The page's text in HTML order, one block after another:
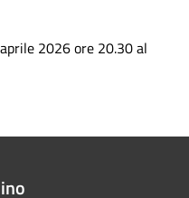
2026 ore 20.30 al